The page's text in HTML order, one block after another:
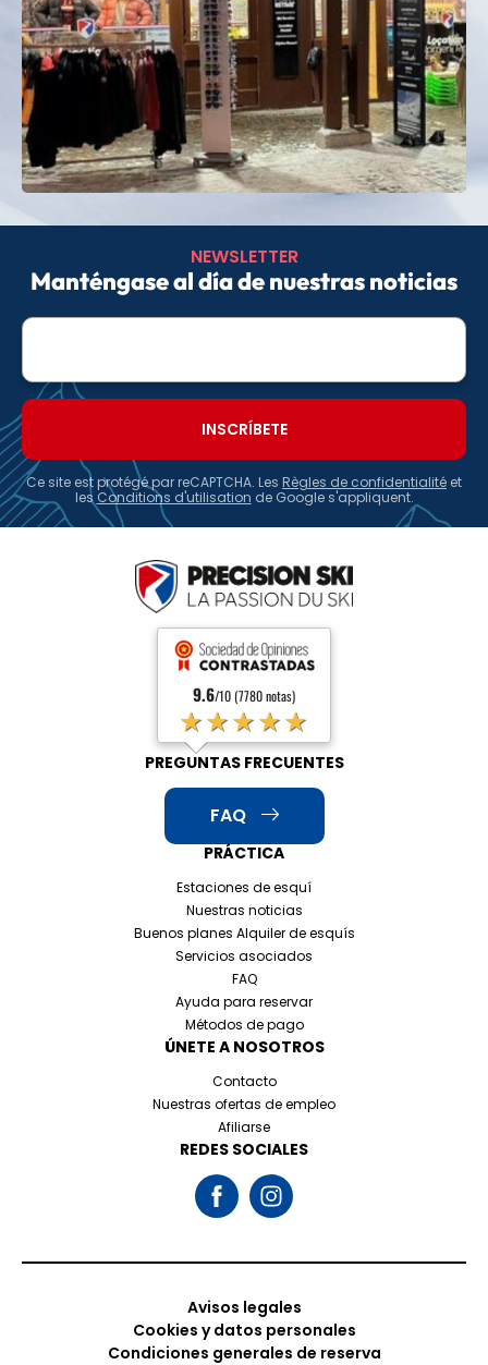
¿Buscas unas vacaciones de montaña inolvidables?
¡Confía en Precision Ski Soopy paraalquilar esquís
de forma sencilla, rápida y económica en
Pralognan!
NEWSLETTER
Manténgase al día de nuestras noticias
E-
Ce site est protégé par reCAPTCHA. Les Règles de confidentialité et
les Conditions d'utilisation de Google s'appliquent.
9.6/10 (7780 notas)
★★★★★
PRÁCTICA
Estaciones de esquí
Nuestras noticias
Buenos planes Alquiler de esquís
Servicios asociados
FAQ
Ayuda para reservar
Métodos de pago
ÚNETE A NOSOTROS
Contacto
Nuestras ofertas de empleo
Afiliarse
REDES SOCIALES
PREGUNTAS FRECUENTES
FAQ
Avisos legales
Cookies y datos personales
Condiciones generales de reserva